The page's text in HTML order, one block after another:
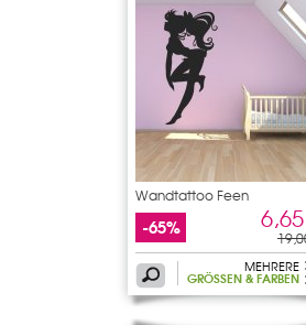
Wandtattoo Feen
-65%
MEHRERE
GRÖSSEN & FARBEN